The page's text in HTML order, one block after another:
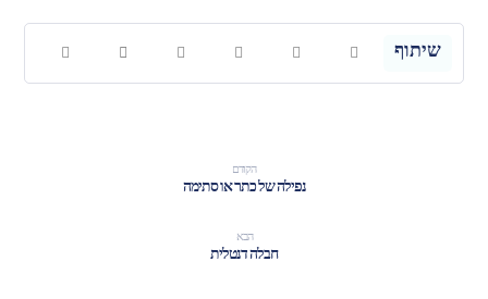
הקודם
נפילה של כתר או סתימה
הבא
חבלה דנטלית